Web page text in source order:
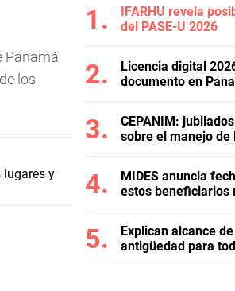
Panamá
los
lugares y
IFARHU revela
del PASE-U 2026
Licencia digital
documento en
CEPANIM:
sobre el manejo
MIDES anuncia
estos beneficiarios
Explican alcance
antigüedad para